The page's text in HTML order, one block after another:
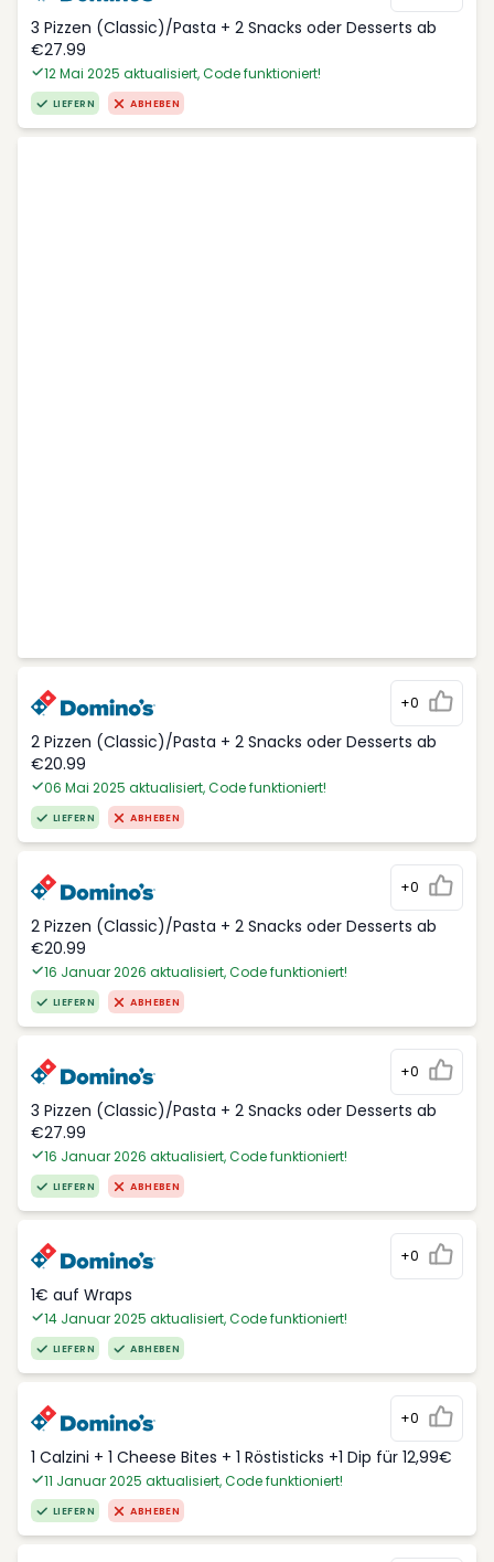
3 Pizzen (Classic)/Pasta + 2 Snacks oder Desserts ab
€27.99
12 Mai 2025 aktualisiert, Code funktioniert!
LIEFERN ABHEBEN
+0
2 Pizzen (Classic)/Pasta + 2 Snacks oder Desserts ab
€20.99
06 Mai 2025 aktualisiert, Code funktioniert!
LIEFERN ABHEBEN
+0
2 Pizzen (Classic)/Pasta + 2 Snacks oder Desserts ab
€20.99
16 Januar 2026 aktualisiert, Code funktioniert!
LIEFERN ABHEBEN
+0
3 Pizzen (Classic)/Pasta + 2 Snacks oder Desserts ab
€27.99
16 Januar 2026 aktualisiert, Code funktioniert!
LIEFERN ABHEBEN
+0
1€ auf Wraps
14 Januar 2025 aktualisiert, Code funktioniert!
LIEFERN ABHEBEN
+0
1 Calzini + 1 Cheese Bites + 1 Röstisticks +1 Dip für 12,99€
11 Januar 2025 aktualisiert, Code funktioniert!
LIEFERN ABHEBEN